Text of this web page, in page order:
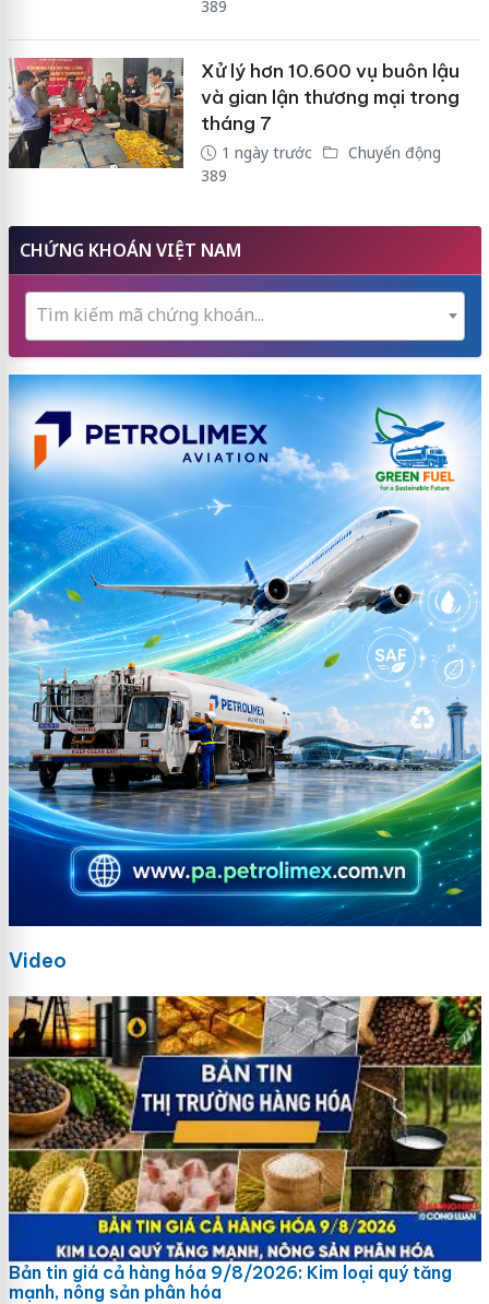
389
Xử lý hơn 10.600 vụ buôn lậu
và gian lận thương mại trong
tháng 7
1 ngày trước
Chuyển động
389
CHỨNG KHOÁN VIỆT NAM
Tìm kiếm mã chứng khoán...
Video
Bản tin giá cả hàng hóa 9/8/2026: Kim loại quý tăng
mạnh, nông sản phân hóa